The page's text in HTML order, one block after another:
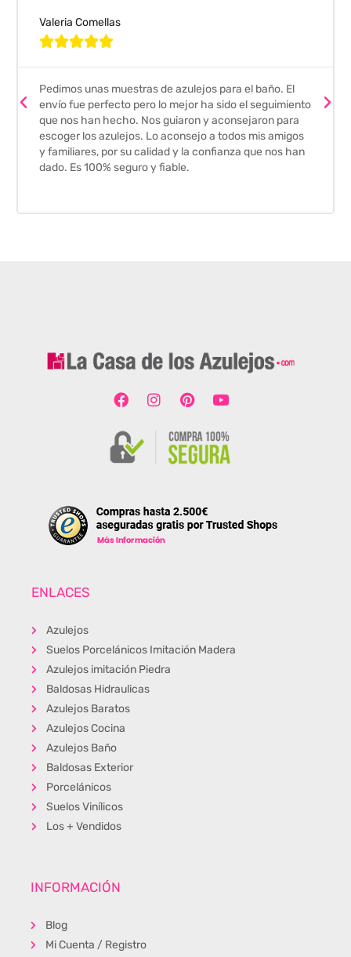
Valeria Comellas

Pedimos unas muestras de azulejos para el baño. El
envío fue perfecto pero lo mejor ha sido el seguimiento
que nos han hecho. Nos guiaron y aconsejaron para
escoger los azulejos. Lo aconsejo a todos mis amigos
y familiares, por su calidad y la confianza que nos han
dado. Es 100% seguro y fiable.
ENLACES
Azulejos
Suelos Porcelánicos Imitación Madera
Azulejos imitación Piedra
Baldosas Hidraulicas
Azulejos Baratos
Azulejos Cocina
Azulejos Baño
Baldosas Exterior
Porcelánicos
Suelos Vinílicos
Los + Vendidos
INFORMACIÓN
Blog
Mi Cuenta / Registro